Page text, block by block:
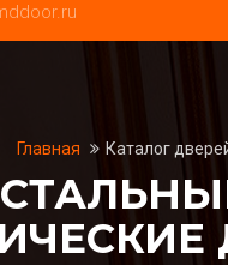
Главная Каталог